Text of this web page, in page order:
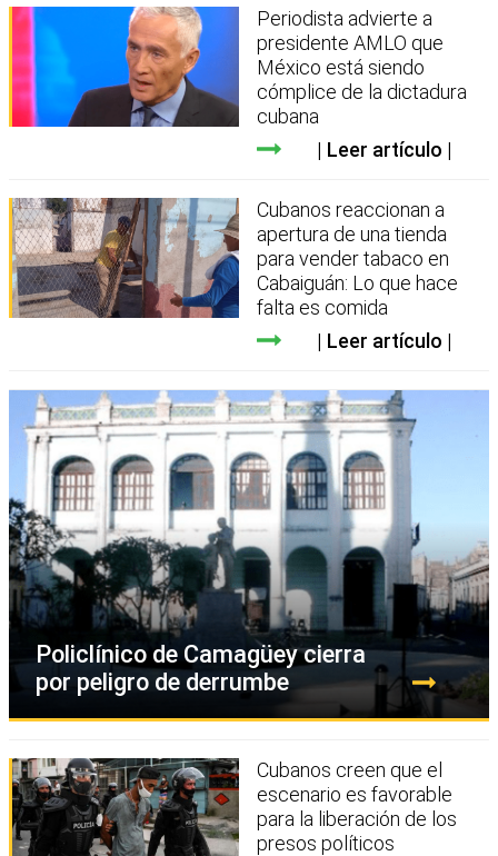
Periodista advierte a
presidente AMLO que
México está siendo
cómplice de la dictadura
cubana
Leer artículo
Cubanos reaccionan a
apertura de una tienda
para vender tabaco en
Cabaiguán: Lo que hace
falta es comida
Leer artículo
Policlínico de Camagüey cierra
por peligro de derrumbe
Cubanos creen que el
escenario es favorable
para la liberación de los
presos políticos